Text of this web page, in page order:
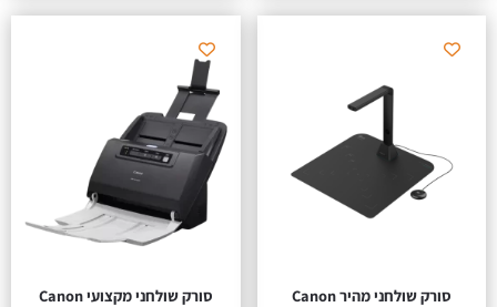
סורק שולחני מהיר Canon
סורק שולחני מקצועי Canon